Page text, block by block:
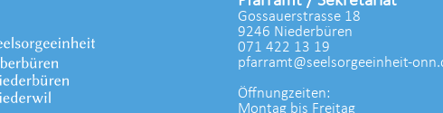
Gossauerstrasse 18
9246 Niederbüren
071 422 13 19
pfarramt@seelsorgeeinheit-
Öffnungzeiten:
Montag bis Freitag